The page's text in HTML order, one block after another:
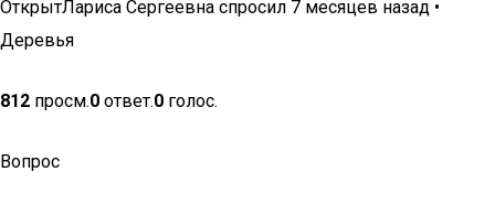
ОткрытЛариса Сергеевна спросил 7 месяцев назад •
Деревья
812 просм.0 ответ.0 голос.
Вопрос